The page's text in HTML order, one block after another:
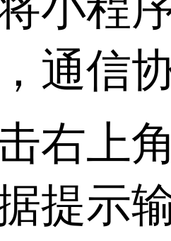
通信
上角
提示